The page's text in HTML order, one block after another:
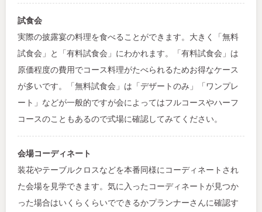
試食会
実際の披露宴の料理を食べることができます。大きく「無料
試食会」と「有料試食会」にわかれます。「有料試食会」は
原価程度の費用でコース料理がたべられるためお得なケース
が多いです。「無料試食会」は「デザートのみ」「ワンプレ
ート」などが一般的ですが会によってはフルコースやハーフ
コースのこともあるので式場に確認してみてください。
会場コーディネート
装花やテーブルクロスなどを本番同様にコーディネートされ
た会場を見学できます。気に入ったコーディネートが見つか
った場合はいくらくらいでできるかプランナーさんに確認す